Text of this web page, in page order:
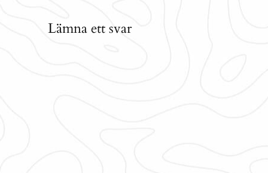
Lämna ett svar